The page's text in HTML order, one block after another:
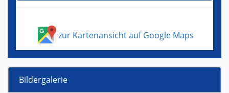
zur Kartenansicht auf Google Maps
Bildergalerie